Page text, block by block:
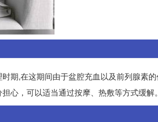
期,在这期间由于盆腔充血以及前列腺素
心，可以适当通过按摩、热敷等方式缓解。